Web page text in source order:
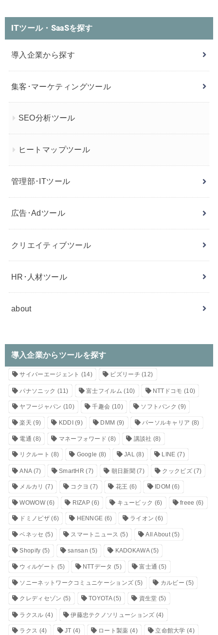
ITツール・SaaSを探す
導入企業から探す
集客･マーケティングツール
SEO分析ツール
ヒートマップツール
管理部･ITツール
広告･Adツール
クリエイティブツール
HR･人材ツール
about
導入企業からツールを探す
サイバーエージェント (14) ビズリーチ (12)
パナソニック (11) 富士フイルム (10) NTTドコモ (10)
ヤフージャパン (10) 千趣会 (10) ソフトバンク (9)
楽天 (9) KDDI (9) DMM (9) パーソルキャリア (8)
電通 (8) マネーフォワード (8) 講談社 (8)
リクルート (8) Google (8) JAL(8) LINE (7)
ANA(7) SmartHR (7) 朝日新聞 (7) クックビズ(7)
メルカリ (7) コクヨ (7) 花王 (6) IDOM (6)
WOWOW(6) RIZAP (6) キュービック (6) freee (6)
ドミノピザ(6) HENNGE (6) ライオン (6)
ベネッセ (5) スマートニュース (5) All About(5)
Shopify (5) sansan (5) KADOKAWA(5)
ウィルゲート (5) NTTデータ (5) 富士通 (5)
ソニーネットワークコミュニケーションズ (5) カルビー (5)
クレディセゾン (5) TOYOTA(5) 資生堂 (5)
ラクスル (4) 伊藤忠テクノソリューションズ (4)
ラクス (4) JT (4) ロート製薬 (4) 立命館大学 (4)